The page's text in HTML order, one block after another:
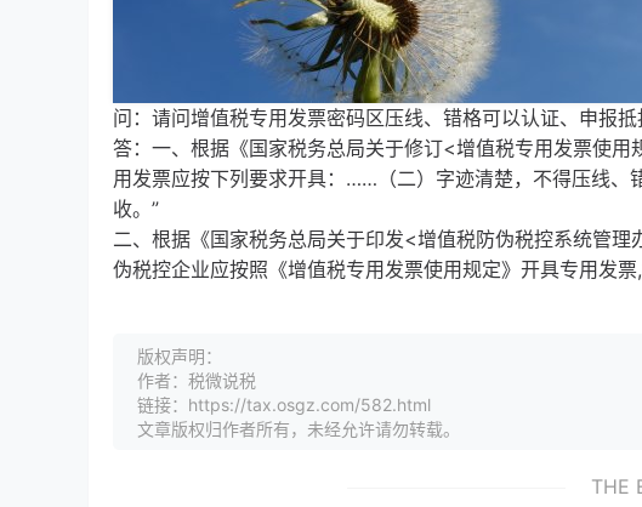
问：请问增值税专用发票密码区压线、错格可以认证、申报抵
答：一、根据《国家税务总局关于修订<增值税专用发票使
用发票应按下列要求开具：……（二）字迹清楚，不得压线
收。”
二、根据《国家税务总局关于印发<增值税防伪税控系统管
伪税控企业应按照《增值税专用发票使用规定》开具专用发
版权声明：
作者：税微说税
链接：https://tax.osgz.com/582.html
文章版权归作者所有，未经允许请勿转载。
THE